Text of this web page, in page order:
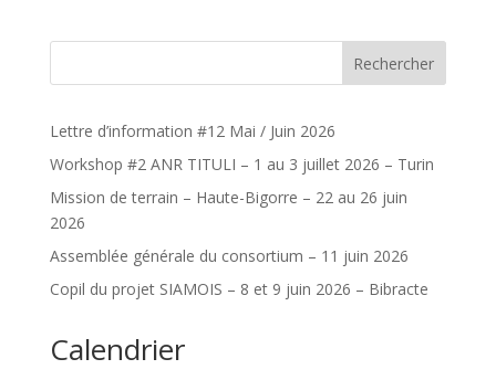
Rechercher
Lettre d’information #12 Mai / Juin 2026
Workshop #2 ANR TITULI – 1 au 3 juillet 2026 – Turin
Mission de terrain – Haute-Bigorre – 22 au 26 juin
2026
Assemblée générale du consortium – 11 juin 2026
Copil du projet SIAMOIS – 8 et 9 juin 2026 – Bibracte
Calendrier